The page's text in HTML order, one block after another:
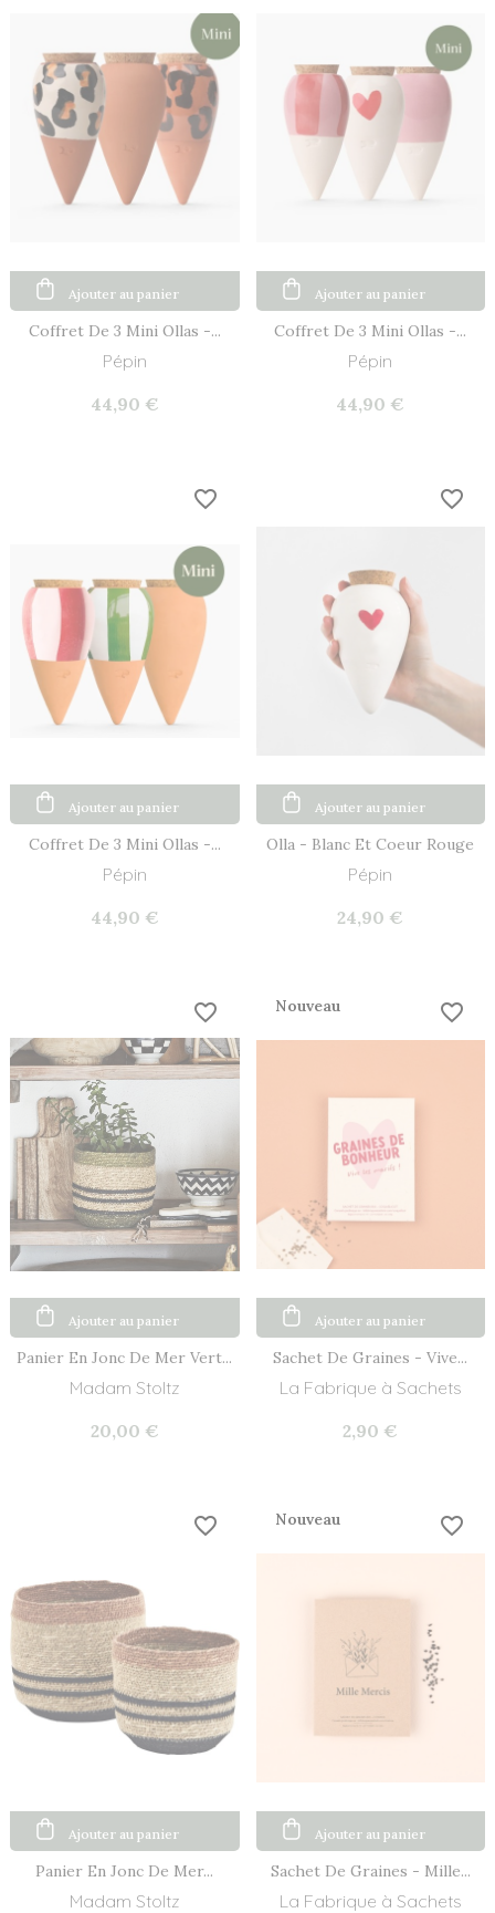
Coffret De 3 Mini Ollas -...
Pépin
44,90 €
Ajouter au panier
Coffret De 3 Mini Ollas -...
Pépin
44,90 €
Ajouter au panier
Coffret De 3 Mini Ollas -...
Pépin
44,90 €
Ajouter au panier
favorite_border
Olla - Blanc Et Coeur Rouge
Pépin
24,90 €
Ajouter au panier
favorite_border
Panier En Jonc De Mer Vert...
Madam Stoltz
20,00 €
Ajouter au panier
favorite_border
Sachet De Graines - Vive...
La Fabrique à Sachets
2,90 €
Ajouter au panier
Nouveau favorite_border
Panier En Jonc De Mer...
Madam Stoltz
Ajouter au panier
favorite_border
Sachet De Graines - Mille...
La Fabrique à Sachets
Ajouter au panier
Nouveau favorite_border